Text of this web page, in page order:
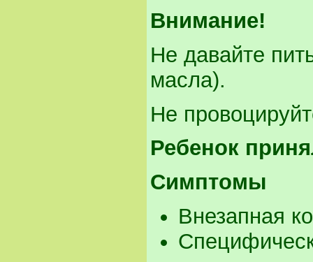
Внимание!
Не давайте
масла).
Не
Ребенок
Симптомы
Внезапная